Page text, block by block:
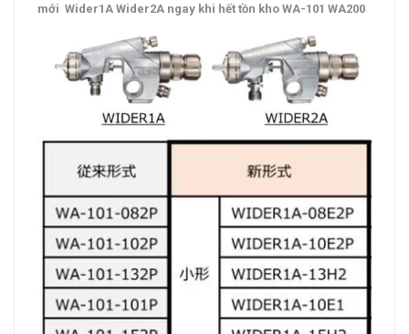
mới Wider1A Wider2A ngay khi hết tồn kho WA-101 WA200